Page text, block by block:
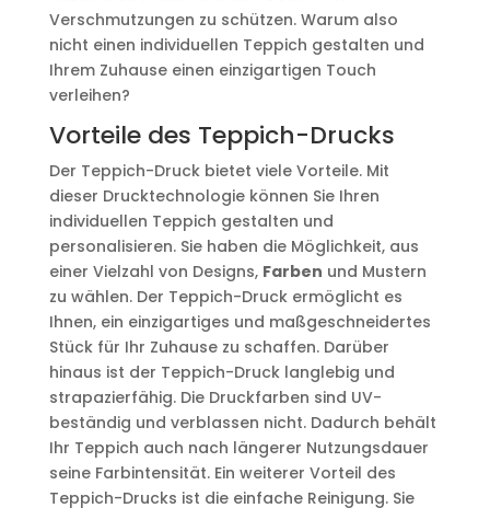
Verschmutzungen zu schützen. Warum also
nicht einen individuellen Teppich gestalten und
Ihrem Zuhause einen einzigartigen Touch
verleihen?
Vorteile des Teppich-Drucks
Der Teppich-Druck bietet viele Vorteile. Mit
dieser Drucktechnologie können Sie Ihren
individuellen Teppich gestalten und
personalisieren. Sie haben die Möglichkeit, aus
einer Vielzahl von Designs, Farben und Mustern
zu wählen. Der Teppich-Druck ermöglicht es
Ihnen, ein einzigartiges und maßgeschneidertes
Stück für Ihr Zuhause zu schaffen. Darüber
hinaus ist der Teppich-Druck langlebig und
strapazierfähig. Die Druckfarben sind UV-
beständig und verblassen nicht. Dadurch behält
Ihr Teppich auch nach längerer Nutzungsdauer
seine Farbintensität. Ein weiterer Vorteil des
Teppich-Drucks ist die einfache Reinigung. Sie